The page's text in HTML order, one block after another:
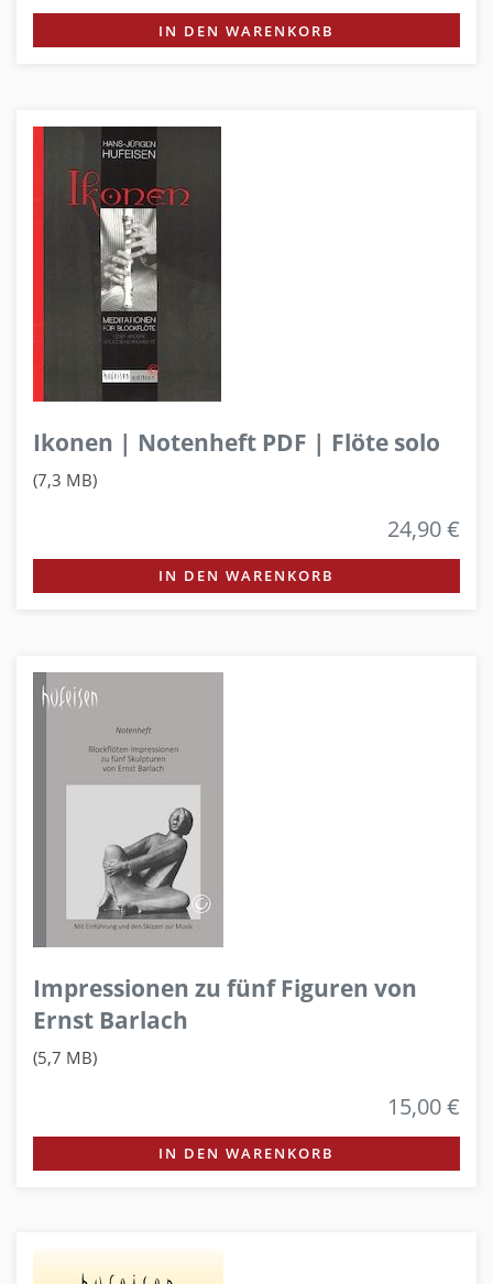
IN DEN WARENKORB
Ikonen | Notenheft PDF | Flöte solo
(7,3 MB)
24,90 €
IN DEN WARENKORB
Impressionen zu fünf Figuren von
Ernst Barlach
(5,7 MB)
15,00 €
IN DEN WARENKORB